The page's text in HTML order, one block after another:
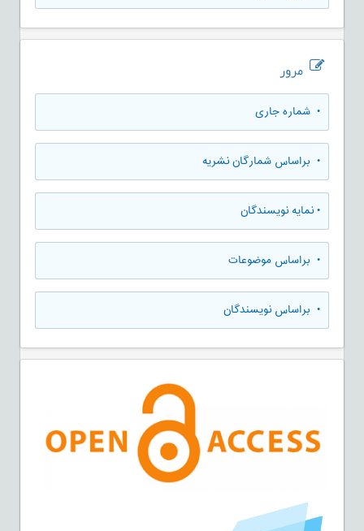
مرور
• شماره جاری
• براساس شمارگان نشریه
•نمایه نویسندگان
• براساس موضوعات
• براساس نویسندگان